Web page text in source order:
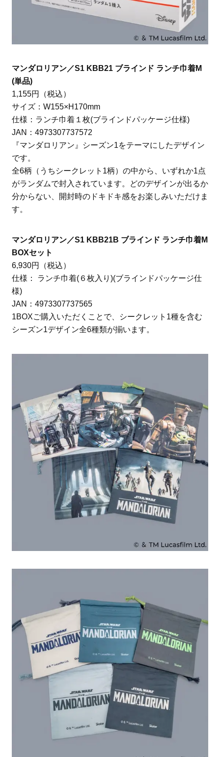
マンダロリアン／S1 KBB21 ブラインド ランチ巾着M
(単品)
1,155円（税込）
サイズ：W155×H170mm
仕様：ランチ巾着１枚(ブラインドパッケージ仕様)
JAN：4973307737572
『マンダロリアン』シーズン1をテーマにしたデザイン
です。
全6柄（うちシークレット1柄）の中から、いずれか1点
がランダムで封入されています。どのデザインが出るか
分からない、開封時のドキドキ感をお楽しみいただけま
す。
マンダロリアン／S1 KBB21B ブラインド ランチ巾着M
BOXセット
6,930円（税込）
仕様： ランチ巾着(６枚入り)(ブラインドパッケージ仕
様)
JAN：4973307737565
1BOXご購入いただくことで、シークレット1種を含む
シーズン1デザイン全6種類が揃います。